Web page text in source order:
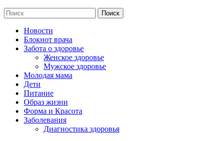
Новости
Блокнот врача
Забота о здоровье
Женское здоровье
Мужское здоровье
Молодая мама
Дети
Питание
Образ жизни
Форма и Красота
Заболевания
Диагностика здоровья